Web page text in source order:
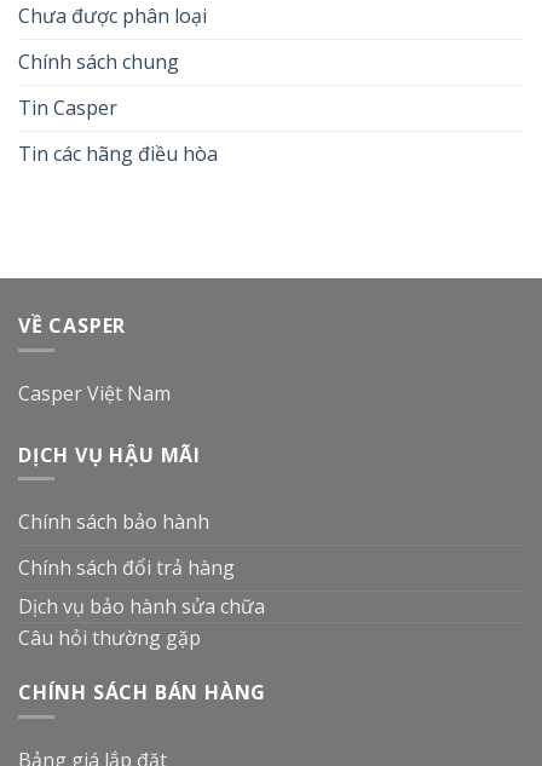
Chưa được phân loại
Chính sách chung
Tin Casper
Tin các hãng điều hòa
VỀ CASPER
Casper Việt Nam
DỊCH VỤ HẬU MÃI
Chính sách bảo hành
Chính sách đổi trả hàng
Dịch vụ bảo hành sửa chữa
Câu hỏi thường gặp
CHÍNH SÁCH BÁN HÀNG
Bảng giá lắp đặt